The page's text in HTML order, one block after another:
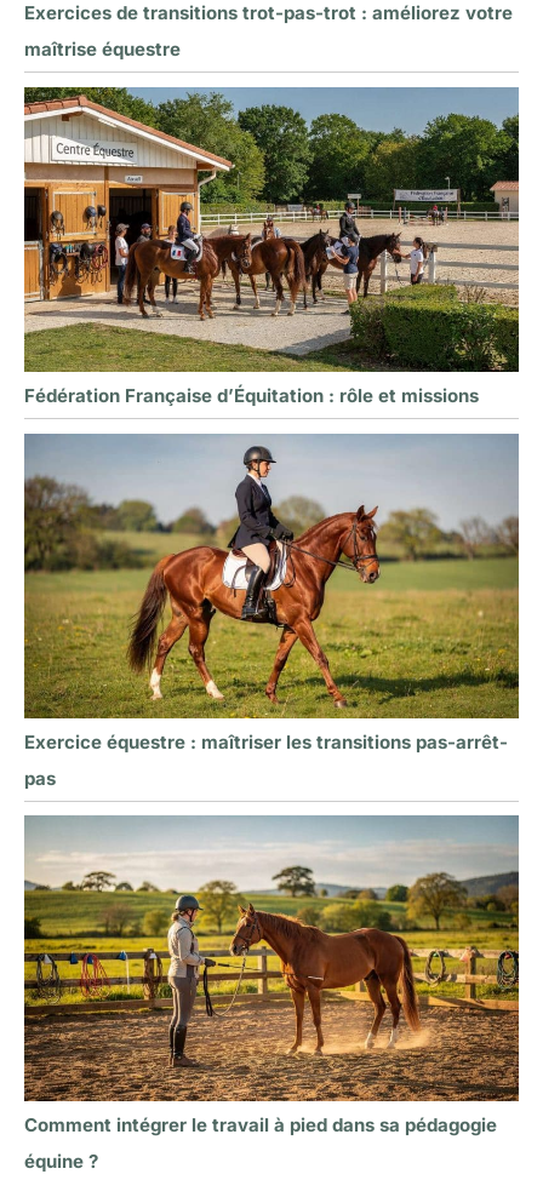
Exercices de transitions trot-pas-trot : améliorez votre
maîtrise équestre
Fédération Française d’Équitation : rôle et missions
Exercice équestre : maîtriser les transitions pas-arrêt-
pas
Comment intégrer le travail à pied dans sa pédagogie
équine ?